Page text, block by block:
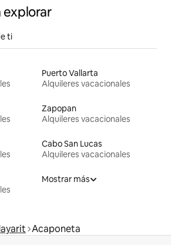
explorar
ti
Puerto Vallarta
Alquileres vacacionales
Zapopan
Alquileres vacacionales
Cabo San Lucas
Alquileres vacacionales
Mostrar más
Acaponeta